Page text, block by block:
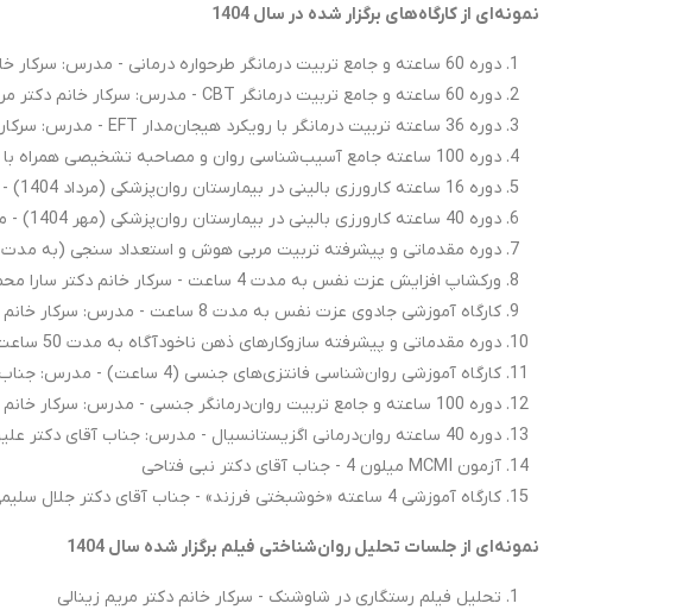
نمونه‌ای از کارگاه‌های برگزار شده در سال 1404
دوره 60 ساعته و جامع تربیت درمانگر طرحواره درمانی - مدرس: سرکار خانم دکتر مریم زینالی
دوره 60 ساعته و جامع تربیت درمانگر CBT - مدرس: سرکار خانم دکتر مریم زینالی
دوره 36 ساعته تربیت درمانگر با رویکرد هیجان‌مدار EFT - مدرس: سرکار خانم دکتر آناهید خطیب‌زاده
دوره 100 ساعته جامع آسیب‌شناسی روان و مصاحبه تشخیصی همراه با کارورزی در بیمارستان - مدرس: سرکار خانم دکتر فریحا دوستی
دوره 16 ساعته کارورزی بالینی در بیمارستان روان‌پزشکی (مرداد 1404) - مدرس: سرکار خانم دکتر فریحا دوستی
دوره 40 ساعته کارورزی بالینی در بیمارستان روان‌پزشکی (مهر 1404) - مدرس: سرکار خانم دکتر فریحا دوستی
دوره مقدماتی و پیشرفته تربیت مربی هوش و استعداد سنجی (به مدت 50 ساعت) - مدرس: جناب آقای دکتر ابوطالب سعادتی
ورکشاپ افزایش عزت نفس به مدت 4 ساعت - سرکار خانم دکتر سارا محمدی
کارگاه آموزشی جادوی عزت نفس به مدت 8 ساعت - مدرس: سرکار خانم دکتر آناهید خطیب‌زاده
دوره مقدماتی و پیشرفته سازوکارهای ذهن ناخودآگاه به مدت 50 ساعت - مدرس: جناب آقای دکتر علیرضا عظیمی‌فر
کارگاه آموزشی روان‌شناسی فانتزی‌های جنسی (4 ساعت) - مدرس: جناب آقای دکتر سیدایمان ایرانمنش
دوره 100 ساعته و جامع تربیت روان‌درمانگر جنسی - مدرس: سرکار خانم دکتر شراره امینی
دوره 40 ساعته روان‌درمانی اگزیستانسیال - مدرس: جناب آقای دکتر علیرضا عظیمی‌فر
آزمون MCMI میلون 4 - جناب آقای دکتر نبی فتاحی
کارگاه آموزشی 4 ساعته «خوشبختی فرزند» - جناب آقای دکتر جلال سلیمی
نمونه‌ای از جلسات تحلیل روان‌شناختی فیلم برگزار شده سال 1404
تحلیل فیلم رستگاری در شاوشنک - سرکار خانم دکتر مریم زینالی